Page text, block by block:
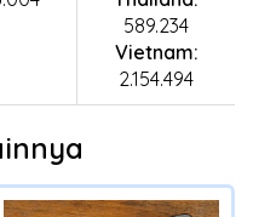
589.234
Vietnam:
2.154.494